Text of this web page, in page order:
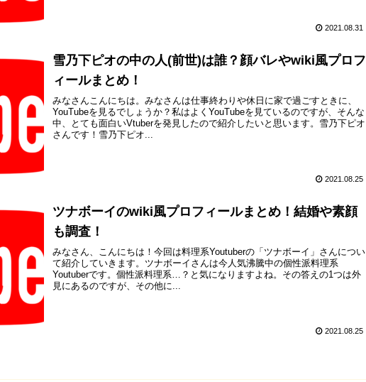
2021.08.31
雪乃下ピオの中の人(前世)は誰？顔バレやwiki風プロフ
ィールまとめ！
みなさんこんにちは。みなさんは仕事終わりや休日に家で過ごすときに、
YouTubeを見るでしょうか？私はよくYouTubeを見ているのですが、そんな
中、とても面白いVtuberを発見したので紹介したいと思います。雪乃下ピオ
さんです！雪乃下ピオ...
2021.08.25
ツナボーイのwiki風プロフィールまとめ！結婚や素顔
も調査！
みなさん、こんにちは！今回は料理系Youtuberの「ツナボーイ」さんについ
て紹介していきます。ツナボーイさんは今人気沸騰中の個性派料理系
Youtuberです。個性派料理系…？と気になりますよね。その答えの1つは外
見にあるのですが、その他に...
2021.08.25